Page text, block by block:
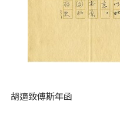
胡適致傅斯年函